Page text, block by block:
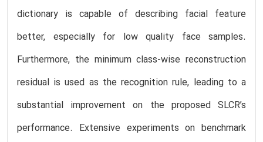
dictionary is capable of describing facial feature
better, especially for low quality face samples.
Furthermore, the minimum class-wise reconstruction
residual is used as the recognition rule, leading to a
substantial improvement on the proposed SLCR’s
performance. Extensive experiments on benchmark